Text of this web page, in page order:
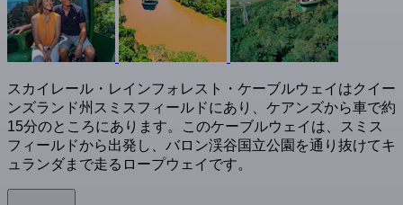
スカイレール・レインフォレスト・ケーブルウェイはクイー
ンズランド州スミスフィールドにあり、ケアンズから車で約
15分のところにあります。このケーブルウェイは、スミス
フィールドから出発し、バロン渓谷国立公園を通り抜けてキ
ュランダまで走るロープウェイです。